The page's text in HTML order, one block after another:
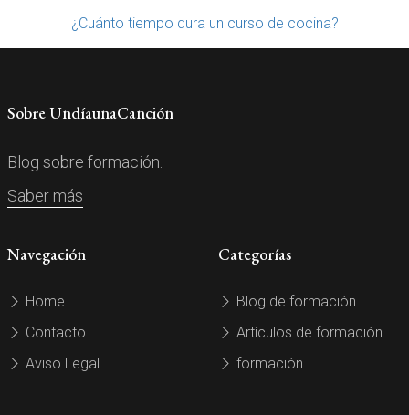
¿Cuánto tiempo dura un curso de cocina?
Sobre UndíaunaCanción
Blog sobre formación.
Saber más
Navegación
Home
Contacto
Aviso Legal
Categorías
Blog de formación
Artículos de formación
formación